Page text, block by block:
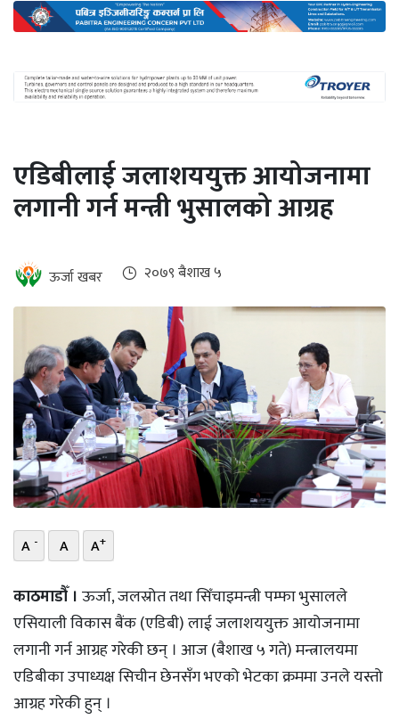
ऊर्जा
दक्षता
खबर
हरित
इभी
सम्पादकीय
बैंक
पर्यटन
भिडियो
छापा
खोज
प्रोफाइल
ऊर्जा
विशेष
एडिबीलाई जलाशययुक्त आयोजनामा
लगानी गर्न मन्त्री भुसालको आग्रह
ऊर्जा खबर २०७९ ब‌ैशाख ५
A - A A+
काठमाडौँ । ऊर्जा, जलस्रोत तथा सिँचाइमन्त्री पम्फा भुसालले
एसियाली विकास बैंक (एडिबी) लाई जलाशययुक्त आयोजनामा
लगानी गर्न आग्रह गरेकी छन् । आज (बैशाख ५ गते) मन्त्रालयमा
एडिबीका उपाध्यक्ष सिचीन छेनसँग भएको भेटका क्रममा उनले यस्तो
आग्रह गरेकी हुन् ।